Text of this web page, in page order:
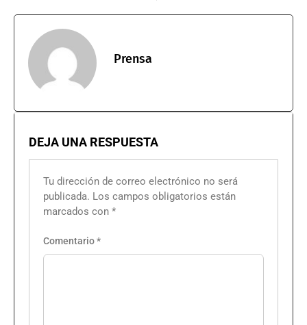
Prensa
DEJA UNA RESPUESTA
Tu dirección de correo electrónico no será
publicada. Los campos obligatorios están
marcados con *
Comentario*